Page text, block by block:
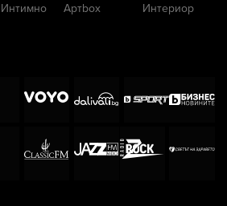
Интимно
Артbox
Интериор